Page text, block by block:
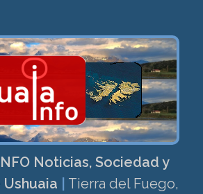
Noticias, Sociedad y
Tierra del Fuego,